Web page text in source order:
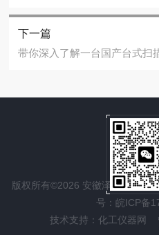
下一篇
带你深入了解一台国产台式扫
版权所有©2026 安徽泽攸科技有
号：皖ICP备
技术支持： 化工仪器网